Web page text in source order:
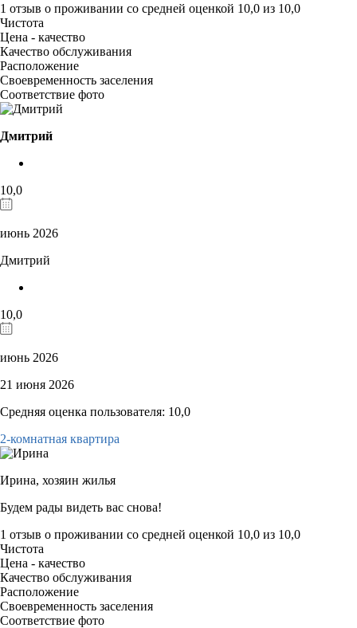
1 отзыв о проживании со средней оценкой 10,0 из 10,0
Чистота
Цена - качество
Качество обслуживания
Расположение
Своевременность заселения
Соответствие фото
Дмитрий
10,0
июнь 2026
Дмитрий
10,0
июнь 2026
21 июня 2026
Средняя оценка пользователя: 10,0
2-комнатная квартира
Ирина, хозяин жилья
Будем рады видеть вас снова!
1 отзыв о проживании со средней оценкой 10,0 из 10,0
Чистота
Цена - качество
Качество обслуживания
Расположение
Своевременность заселения
Соответствие фото